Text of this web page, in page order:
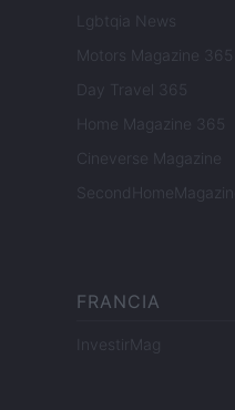
Lgbtqia News
Motors Magazine 365
Day Travel 365
Home Magazine 365
Cineverse Magazine
SecondHomeMagazine
FRANCIA
InvestirMag